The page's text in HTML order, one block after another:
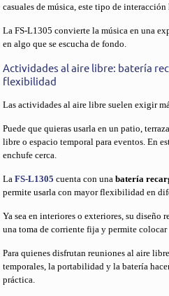
casuales de música, este tipo de
La FS-L1305 convierte la música en una
en algo que se escucha de fondo.
Actividades al aire libre: batería
flexibilidad
Las actividades al aire libre suelen exigir
Puede que quieras usarla en un patio,
libre o espacio temporal para eventos. En
enchufe cerca.
LaFS-L1305 cuenta con unabatería
permite usarla con mayor flexibilidad en
Ya sea en interiores o exteriores, su diseño
una toma de corriente fija y permite
Para quienes disfrutan reuniones al aire
temporales, la portabilidad y la batería
práctica.